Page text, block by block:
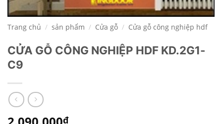
Trang chủ / sản phẩm / Cửa gỗ / Cửa gỗ công nghiệp hdf
CỬA GỖ CÔNG NGHIỆP HDF KD.2G1-
C9
₫